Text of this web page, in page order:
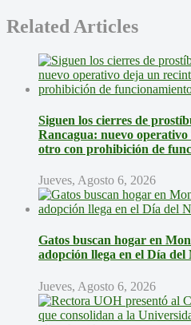
Related Articles
Siguen los cierres de
Rancagua: nuevo
otro con prohibición de
Jueves, Agosto 6, 2026
Gatos buscan hogar en
adopción llega en el Día del
Jueves, Agosto 6, 2026